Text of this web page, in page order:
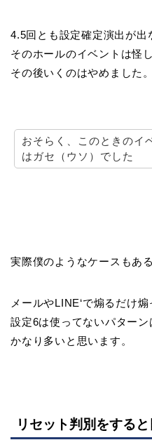
4.5回とも設定確定演出が出
そのホールのイベントは怪
その後いくのはやめました。
おそらく、このときのイ
はガセ（ウソ）でした
実際僕のようなケースもある
メールやLINE‘で煽るだけ煽
設定6は使ってないパターン
かなり多いと思います。
リセット判別をする